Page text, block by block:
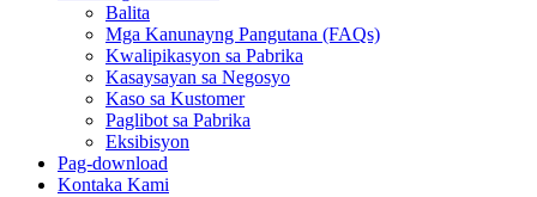
Balita
Mga Kanunayng Pangutana (FAQs)
Kwalipikasyon sa Pabrika
Kasaysayan sa Negosyo
Kaso sa Kustomer
Paglibot sa Pabrika
Eksibisyon
Pag-download
Kontaka Kami